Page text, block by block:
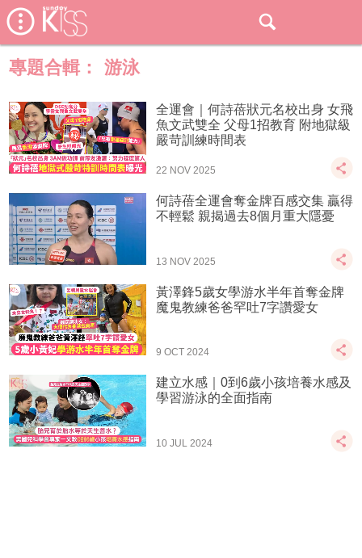
專題合輯： 游泳
全運會｜何詩蓓狀元名校出身 女飛
魚文武雙全 父母1招教育 附地獄級
嚴苛訓練時間表
22 NOV 2025
何詩蓓全運會奪金牌百感交集 贏得
不輕鬆 親揭過去8個月重大隱憂
13 NOV 2025
黃澤鋒5歲女學游水半年首奪金牌
魔鬼教練爸爸罕吐7字讚愛女
9 OCT 2024
建立水感｜0到6歲小孩培養水感及
學習游泳的全面指南
10 JUL 2024